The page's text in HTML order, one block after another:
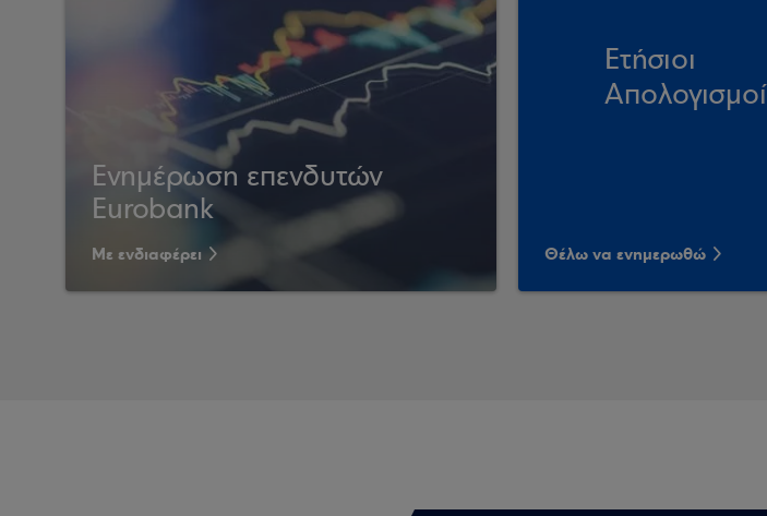
Ενημέρωση επενδυτών
Eurobank
Με ενδιαφέρει
Ετήσιοι
Απολογισμοί
Θέλω να ενημερωθώ